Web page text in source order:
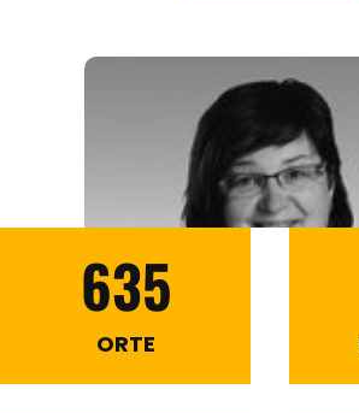
635
ORTE